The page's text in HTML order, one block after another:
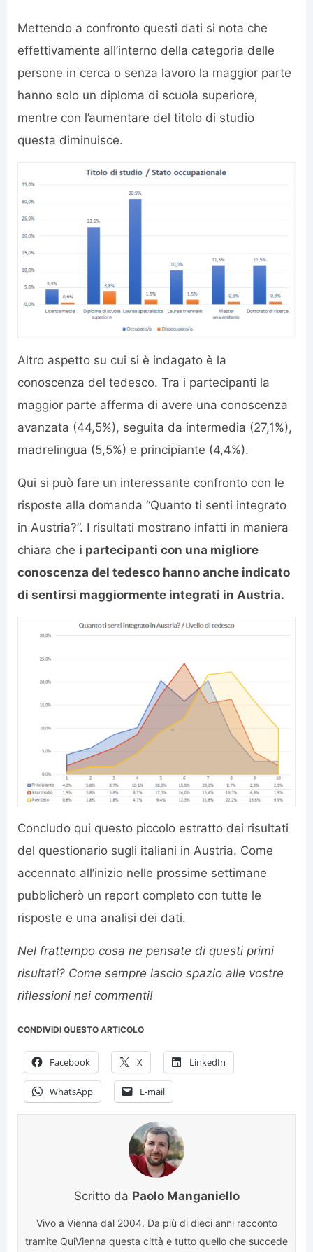
Mettendo a confronto questi dati si nota che
effettivamente all’interno della categoria delle
persone in cerca o senza lavoro la maggior parte
hanno solo un diploma di scuola superiore,
mentre con l’aumentare del titolo di studio
questa diminuisce.
Altro aspetto su cui si è indagato è la
conoscenza del tedesco. Tra i partecipanti la
maggior parte afferma di avere una conoscenza
avanzata (44,5%), seguita da intermedia (27,1%),
madrelingua (5,5%) e principiante (4,4%).
Qui si può fare un interessante confronto con le
risposte alla domanda “Quanto ti senti integrato
in Austria?”. I risultati mostrano infatti in maniera
chiara che i partecipanti con una migliore
conoscenza del tedesco hanno anche indicato
di sentirsi maggiormente integrati in Austria.
Concludo qui questo piccolo estratto dei risultati
del questionario sugli italiani in Austria. Come
accennato all’inizio nelle prossime settimane
pubblicherò un report completo con tutte le
risposte e una analisi dei dati.
Nel frattempo cosa ne pensate di questi primi
risultati? Come sempre lascio spazio alle vostre
riflessioni nei commenti!
CONDIVIDI QUESTO ARTICOLO
Facebook X LinkedIn
WhatsApp E-mail
Scritto da Paolo Manganiello
Vivo a Vienna dal 2004. Da più di dieci anni racconto
tramite QuiVienna questa città e tutto quello che succede